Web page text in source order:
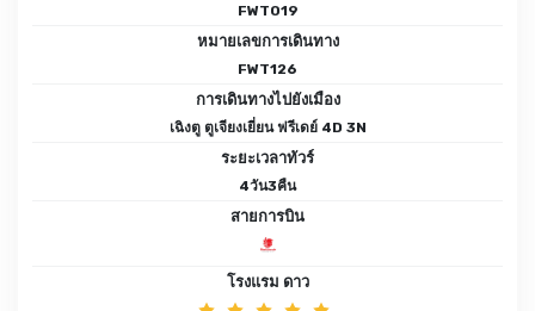
FWT019
หมายเลขการเดินทาง
FWT126
การเดินทางไปยังเมือง
เฉิงตู ตูเจียงเยี่ยน ฟรีเดย์ 4D 3N
ระยะเวลาทัวร์
4วัน3คืน
สายการบิน
โรงแรม ดาว